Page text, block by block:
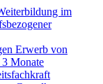
im
Erwerb von
Monate